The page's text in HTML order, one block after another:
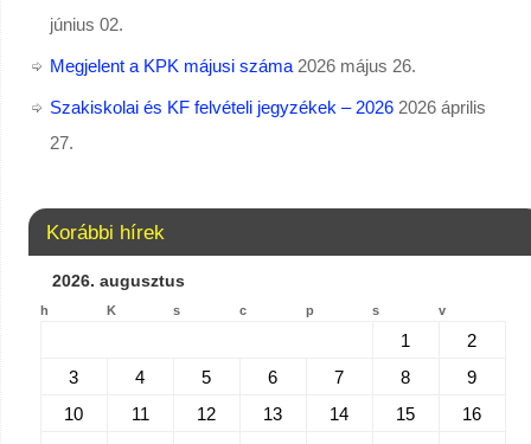
június 02.
Megjelent a KPK májusi száma 2026 május 26.
Szakiskolai és KF felvételi jegyzékek – 2026 2026 április
27.
Korábbi hírek
2026. augusztus
h K s c p s v
1
2
3
4 5 6 7 8
9
10
11 12 13 14 15
16